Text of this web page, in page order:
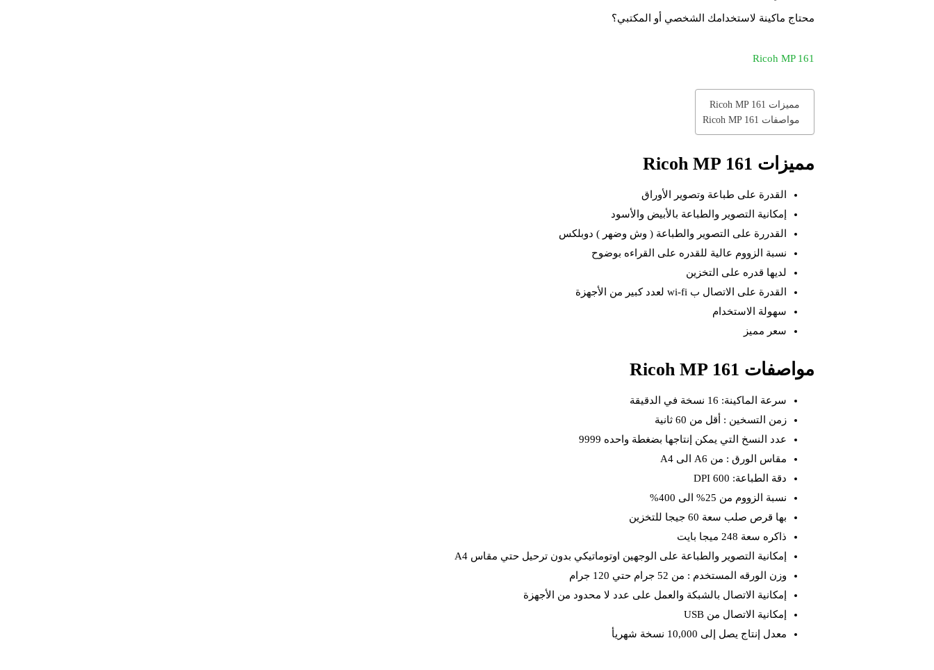
محتاج ماكينة لاستخدامك الشخصي أو المكتبي؟
Ricoh MP 161
مميزات Ricoh MP 161
مواصفات Ricoh MP 161
مميزات Ricoh MP 161
القدرة على طباعة وتصوير الأوراق
إمكانية التصوير والطباعة بالأبيض والأسود
القدررة على التصوير والطباعة ( وش وضهر ) دوبلكس
نسبة الزووم عالية للقدره على القراءه بوضوح
لديها قدره على التخزين
القدرة على الاتصال ب wi-fi لعدد كبير من الأجهزة
سهولة الاستخدام
سعر مميز
مواصفات Ricoh MP 161
سرعة الماكينة: 16 نسخة في الدقيقة
زمن التسخين : أقل من 60 ثانية
عدد النسخ التي يمكن إنتاجها بضغطة واحده 9999
مقاس الورق : من A6 الى A4
دقة الطباعة: 600 DPI
نسبة الزووم من 25% الى 400%
بها قرص صلب سعة 60 جيجا للتخزين
ذاكره سعة 248 ميجا بايت
إمكانية التصوير والطباعة على الوجهين اوتوماتيكي بدون ترحيل حتي مقاس A4
وزن الورقه المستخدم : من 52 جرام حتي 120 جرام
إمكانية الاتصال بالشبكة والعمل على عدد لا محدود من الأجهزة
إمكانية الاتصال من USB
معدل إنتاج يصل إلى 10,000 نسخة شهريأ